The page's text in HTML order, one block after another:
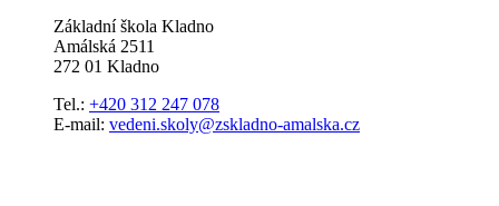
Základní škola Kladno
Amálská 2511
272 01 Kladno
Tel.: +420 312 247 078
E-mail: vedeni.skoly@zskladno-amalska.cz